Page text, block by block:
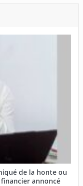
de la honte ou
annoncé